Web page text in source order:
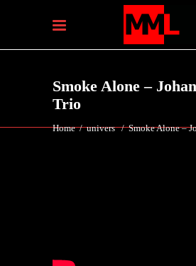
Smoke Alone –
Trio
Home/univers /Smoke Alone –